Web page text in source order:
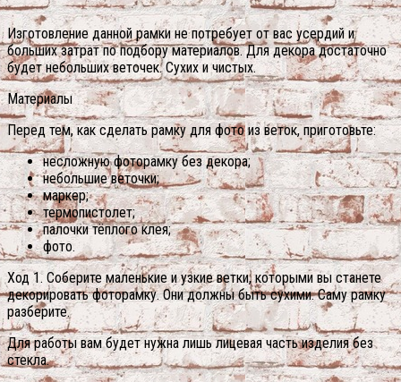
Изготовление данной рамки не потребует от вас усердий и
больших затрат по подбору материалов. Для декора достаточно
будет небольших веточек. Сухих и чистых.
Материалы
Перед тем, как сделать рамку для фото из веток, приготовьте:
несложную фоторамку без декора;
небольшие веточки;
маркер;
термопистолет;
палочки тёплого клея;
фото.
Ход 1. Соберите маленькие и узкие ветки, которыми вы станете
декорировать фоторамку. Они должны быть сухими. Саму рамку
разберите.
Для работы вам будет нужна лишь лицевая часть изделия без
стекла.